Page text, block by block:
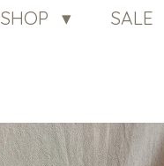
SHOP SALE